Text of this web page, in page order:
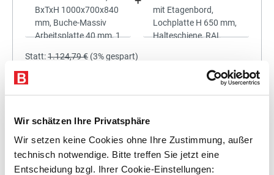
Wir schätzen Ihre Privatsphäre
Wir setzen keine Cookies ohne Ihre Zustimmung, außer
technisch notwendige. Bitte treffen Sie jetzt eine
Entscheidung bzgl. Ihrer Cookie-Einstellungen:
Statt:1.124,79 € (3%gespart)
Preis für alle: